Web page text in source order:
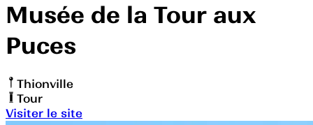
Musée de la Tour aux
Puces
Thionville
Tour
Visiter le site